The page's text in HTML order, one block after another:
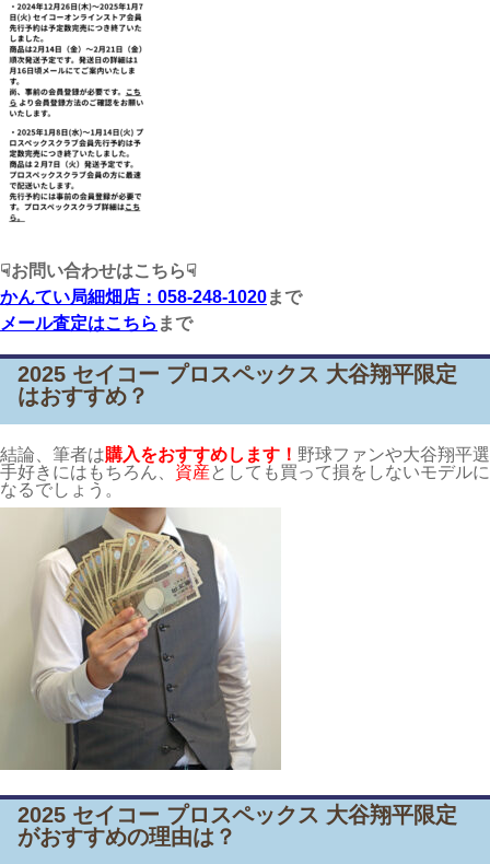
☟お問い合わせはこちら☟
かんてい局細畑店：058-248-1020まで
メール査定はこちら まで
2025 セイコー プロスペックス 大谷翔平限定
はおすすめ？
結論、筆者は購入をおすすめします！ 野球ファンや大谷翔平選
手好きにはもちろん、 資産としても買って損をしないモデルに
なるでしょう。
2025 セイコー プロスペックス 大谷翔平限定
がおすすめの理由は？